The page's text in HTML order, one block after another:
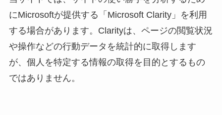
にMicrosoftが提供する「Microsoft Clarity」を利用
する場合があります。Clarityは、ページの閲覧状況
や操作などの行動データを統計的に取得します
が、個人を特定する情報の取得を目的とするもの
ではありません。